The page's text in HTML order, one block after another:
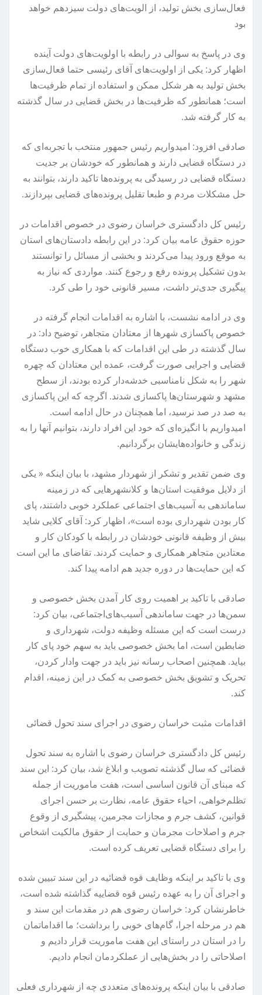
فعال‌سازی بخش تولید، از الویت‌های دولت سیزدهم خواهد
بود
وی در پاسخ به سوالی در رابطه با اولویت‌های دولت آینده
اظهار کرد: یکی از اولویت‌های آقای رئیسی حتما فعال‌سازی
بخش تولید به هر شکل ممکن و استفاده از تمام ظرفیت‌ها
است؛ همانطور که ظرفیت‌ها در بخش قضایی در سال گذشته
به کار گرفته شد.
صادقی افزود: امیدواریم رئیس جمهور منتخب با تجربه‌ای که
در دستگاه قضایی دارند و همانطور که خودشان بر جدیت
دستگاه قضایی در رسیدگی به پرونده‌ها تاکید دارند، بتوانند به
حل مشکلات مردم و طبعا تقلیل پرونده‌های قضایی بپردازند.
رئیس کل دادگستری خراسان رضوی در خصوص اقدامات در
حوزه حقوق عامه بیان کرد: در این رابطه دادستان‌های استان
به موقع ورود پیدا می‌کردند و بخشی از مسائل را توانستند
بدون تشکیل پرونده رفع و رجوع کنند. مواردی که نیاز به
پیگیری جدی‌تر داشت، مسیر قانونی خود را طی کرد.
وی در ادامه نشست، با اشاره به اقدامات انجام گرفته در
خصوص پاکسازی شهرها از معتادان متجاهر، توضیح داد: در
سال گذشته در طی این اقدامات که با همکاری خوب دستگاه
قضایی و اجرایی صورت گرفت، عمده این معتادان که چهره
شهر را به شکل نامناسبی خدشه‌دار کرده بودند، از سطح
مشهد و شهرستان‌ها پاکسازی شدند. اگرچه که این پاکسازی
به صد در صد نرسید، اما همچنان در حال ادامه است.
امیدواریم با انگیزه‌ای که خود این افراد دارند، بتوانیم آنها را به
زندگی و خانواده‌هایشان برگردانیم.
وی ضمن تقدیر و تشکر از شهردار مشهد، با بیان اینکه « یکی
از دلایل موفقیت استان‌ها و کلانشهرهایی که در زمینه
ساماندهی به آسیب‌های اجتماعی عملکرد خوبی داشتند، پای
کار بودن شهرداری بوده است»، اظهار کرد: آقای کلایی شاید
بیش از وظیفه قانونی خودشان در رابطه با کودکان کار و
معتادین متجاهر همکاری و حمایت کردند. تقاضای ما این است
که این حمایت‌ها در دوره جدید هم ادامه پیدا کند.
صادقی با تاکید بر اهمیت روی کار آمدن بخش خصوصی و
سمن‌ها در جهت ساماندهی آسیب‌های‌اجتماعی، بیان کرد:
درست است که این مسئله وظیفه دولت، شهرداری و
ضابطین است، اما بخش خصوصی باید به سهم خود پای کار
بیاید. همچنین اصحاب رسانه نیز باید در جهت وادار کردن،
تحریک و تشویق بخش خصوصی به کمک در این زمینه، اقدام
کند.
اقدامات مثبت خراسان رضوی در اجرای سند تحول قضائی
رئیس کل دادگستری خراسان رضوی با اشاره به سند تحول
قضائی که سال گذشته تصویب و ابلاغ شد، بیان کرد: این سند
که مبنای آن قانون اساسی است، هفت ماموریت از جمله
تظلم‌خواهی، احیاء حقوق عامه، نظارت بر حسن اجرای
قوانین، کشف جرم و مجازات مجرمین، پیشگیری از وقوع
جرم و اصلاحات مجرمان و حمایت از حقوق مالکیت اشخاص
را برای دستگاه قضایی تعریف کرده است.
وی با تاکید بر اینکه وظایف قوه قضائیه در این سند تبیین شده
و اجرای آن را به عهده رئیس قوه قضاییه گذاشته شده است،
خاطرنشان کرد: خراسان رضوی هم در مقدمات این سند و
هم در مرحله اجرا، گام‌های خوبی را برداشت؛ ما اقداماتمان
را در استان در راستای این هفت ماموریت قرار دادیم و
اصلاحاتی را در بخش‌هایی از عملکردمان انجام دادیم.
صادقی با بیان اینکه پرونده‌های متعددی چه از شهرداری فعلی